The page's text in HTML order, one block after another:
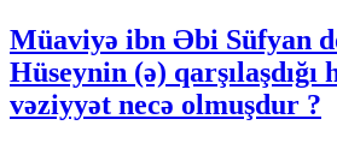
Müaviyə ibn Əbi Süfyan
Hüseynin (ə) qarşılaşdığı
vəziyyət necə olmuşdur ?